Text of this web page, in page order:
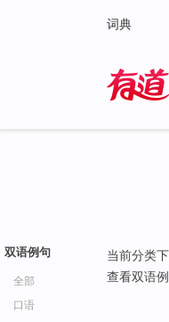
词典
双语例句
全部
口语
当前分类
查看双语